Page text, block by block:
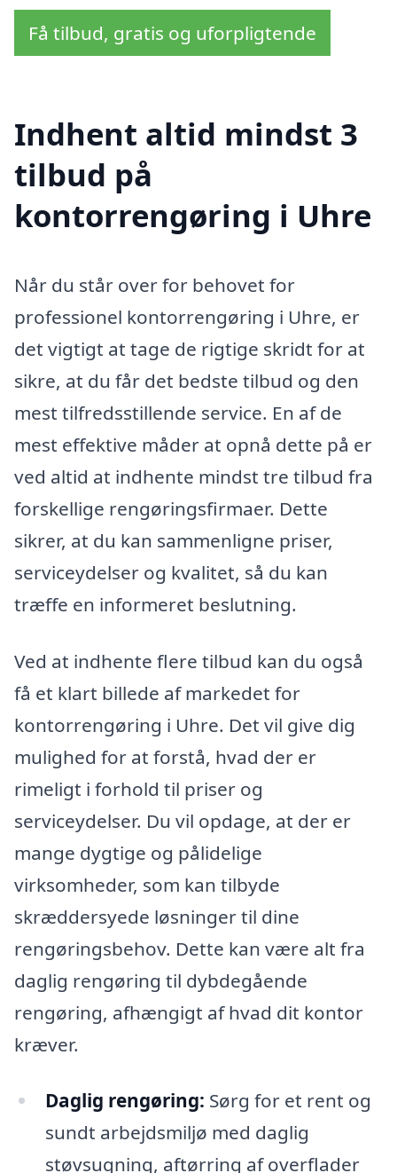
Få tilbud, gratis og uforpligtende
Indhent altid mindst 3
tilbud på
kontorrengøring i Uhre
Når du står over for behovet for
professionel kontorrengøring i Uhre, er
det vigtigt at tage de rigtige skridt for at
sikre, at du får det bedste tilbud og den
mest tilfredsstillende service. En af de
mest effektive måder at opnå dette på er
ved altid at indhente mindst tre tilbud fra
forskellige rengøringsfirmaer. Dette
sikrer, at du kan sammenligne priser,
serviceydelser og kvalitet, så du kan
træffe en informeret beslutning.
Ved at indhente flere tilbud kan du også
få et klart billede af markedet for
kontorrengøring i Uhre. Det vil give dig
mulighed for at forstå, hvad der er
rimeligt i forhold til priser og
serviceydelser. Du vil opdage, at der er
mange dygtige og pålidelige
virksomheder, som kan tilbyde
skræddersyede løsninger til dine
rengøringsbehov. Dette kan være alt fra
daglig rengøring til dybdegående
rengøring, afhængigt af hvad dit kontor
kræver.
Daglig rengøring: Sørg for et rent og
sundt arbejdsmiljø med daglig
støvsugning, aftørring af overflader